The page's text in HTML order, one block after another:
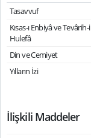
Tasavvuf
Kısas-ı Enbiyâ ve Tevârih-i
Hulefâ
Din ve Cemiyet
Yılların İzi
İlişkili Maddeler